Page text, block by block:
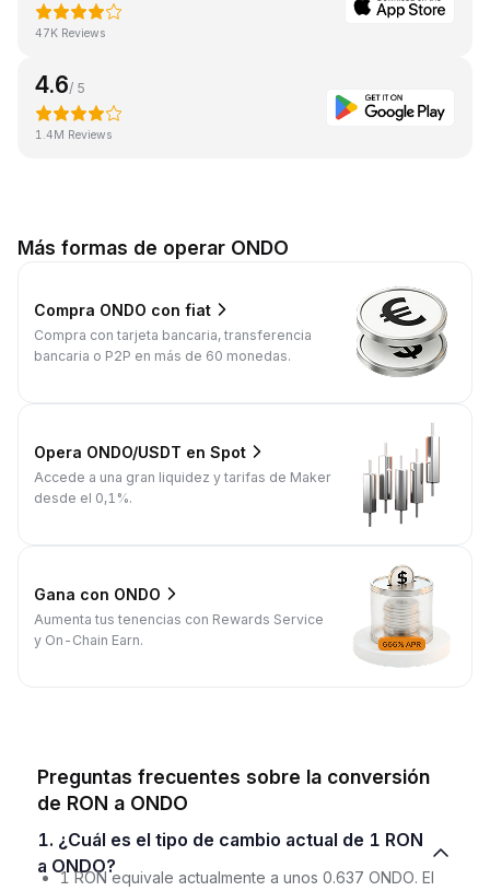
47K Reviews
4.6/ 5
1.4M Reviews
Más formas de operar ONDO
Compra ONDO con fiat
Compra con tarjeta bancaria, transferencia
bancaria o P2P en más de 60 monedas.
Opera ONDO/USDT en Spot
Accede a una gran liquidez y tarifas de Maker
desde el 0,1%.
Gana con ONDO
Aumenta tus tenencias con Rewards Service
y On-Chain Earn.
Preguntas frecuentes sobre la conversión
de RON a ONDO
1. ¿Cuál es el tipo de cambio actual de 1 RON
a ONDO?
1 RON equivale actualmente a unos 0.637 ONDO. El